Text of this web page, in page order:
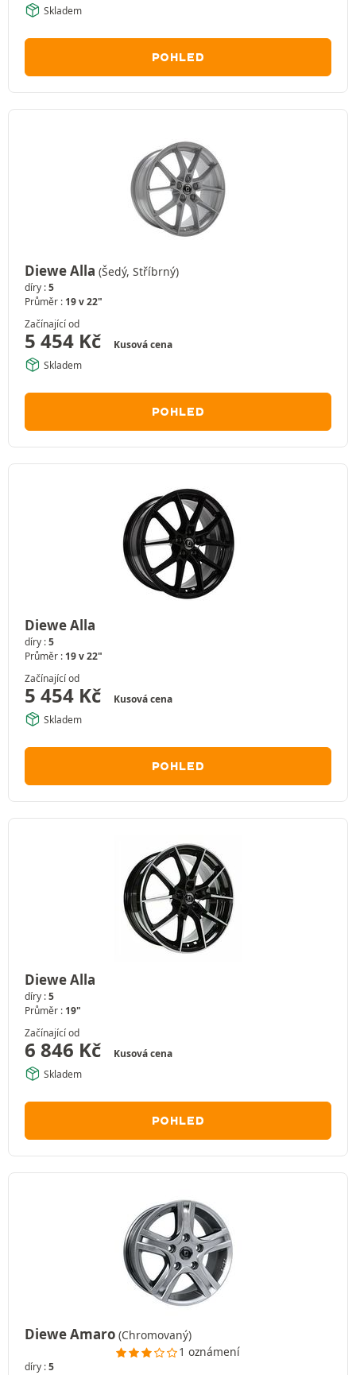
Skladem
POHLED
Diewe Alla (Šedý, Stříbrný)
díry :5
Průměr : 19 v 22"
Začínající od
5 454 Kč
Kusová cena
Skladem
POHLED
Diewe Alla
díry :5
Průměr : 19 v 22"
Začínající od
5 454 Kč
Kusová cena
Skladem
POHLED
Diewe Alla
díry :5
Průměr : 19"
Začínající od
6 846 Kč
Kusová cena
Skladem
POHLED
Diewe Amaro (Chromovaný)
1 oznámení
díry :5